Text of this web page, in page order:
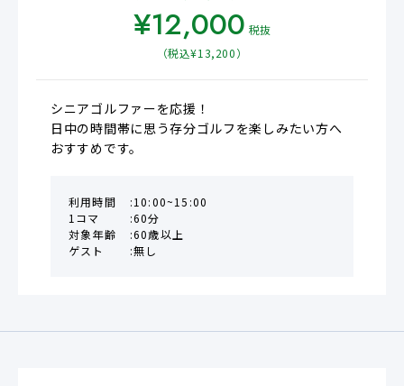
¥12,000 税抜
（税込¥13,200）
シニアゴルファーを応援！
日中の時間帯に思う存分ゴルフを楽しみたい方へ
おすすめです。
利用時間
10:00~15:00
1コマ
60分
対象年齢
60歳以上
ゲスト
無し